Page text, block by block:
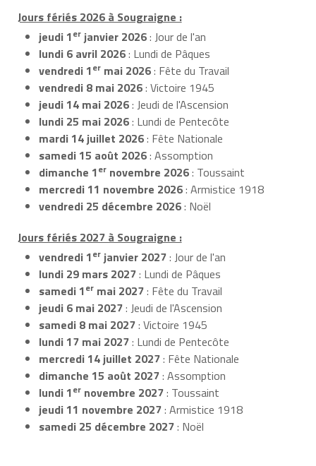
Jours fériés 2026 à Sougraigne :
jeudi 1er janvier 2026: Jour de l'an
lundi 6 avril 2026: Lundi de Pâques
vendredi 1er mai 2026: Fête du Travail
vendredi 8 mai 2026: Victoire 1945
jeudi 14 mai 2026: Jeudi de l'Ascension
lundi 25 mai 2026: Lundi de Pentecôte
mardi 14 juillet 2026: Fête Nationale
samedi 15 août 2026: Assomption
dimanche 1er novembre 2026: Toussaint
mercredi 11 novembre 2026: Armistice 1918
vendredi 25 décembre 2026: Noël
Jours fériés 2027 à Sougraigne :
vendredi 1er janvier 2027: Jour de l'an
lundi 29 mars 2027: Lundi de Pâques
samedi 1er mai 2027: Fête du Travail
jeudi 6 mai 2027: Jeudi de l'Ascension
samedi 8 mai 2027: Victoire 1945
lundi 17 mai 2027: Lundi de Pentecôte
mercredi 14 juillet 2027: Fête Nationale
dimanche 15 août 2027: Assomption
lundi 1er novembre 2027: Toussaint
jeudi 11 novembre 2027: Armistice 1918
samedi 25 décembre 2027: Noël